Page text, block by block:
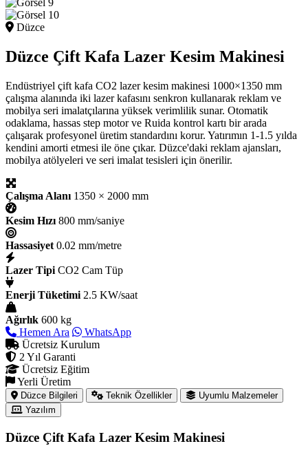
Düzce
Düzce Çift Kafa Lazer Kesim Makinesi
Endüstriyel çift kafa CO2 lazer kesim makinesi 1000×1350 mm
çalışma alanında iki lazer kafasını senkron kullanarak reklam ve
mobilya seri imalatçılarına yüksek verimlilik sunar. Otomatik
odaklama, hassas step motor ve Ruida kontrol kartı bir arada
çalışarak profesyonel üretim standardını korur. Yatırımın 1-1.5 yılda
kendini amorti etmesi ile öne çıkar. Düzce'daki reklam ajansları,
mobilya atölyeleri ve seri imalat tesisleri için önerilir.
Çalışma Alanı 1350 × 2000 mm
Kesim Hızı 800 mm/saniye
Hassasiyet 0.02 mm/metre
Lazer Tipi CO2 Cam Tüp
Enerji Tüketimi 2.5 KW/saat
Ağırlık 600 kg
Hemen Ara
WhatsApp
Ücretsiz Kurulum
2 Yıl Garanti
Ücretsiz Eğitim
Yerli Üretim
Düzce Bilgileri Teknik Özellikler
Uyumlu Malzemeler
Yazılım
Düzce Çift Kafa Lazer Kesim Makinesi